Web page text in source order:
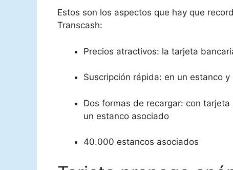
Estos son los aspectos que hay que
Transcash:
Precios atractivos: la tarjeta
Suscripción rápida: en un estanco
Dos formas de recargar: con
un estanco asociado
40.000 estancos asociados